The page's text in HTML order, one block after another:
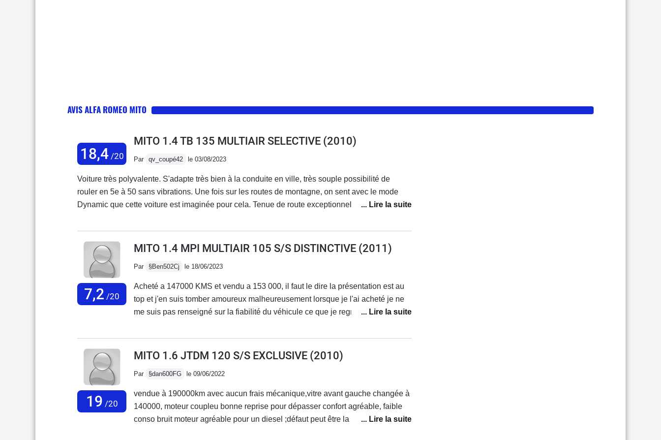
AVIS ALFA ROMEO MITO
18,4/20
MITO 1.4 TB 135 MULTIAIR SELECTIVE (2010)
Par qv_coupé42 le 03/08/2023
Voiture très polyvalente. S'adapte très bien à la conduite en ville, très souple possibilité de
rouler en 5e à 50 sans vibrations. Une fois sur les routes de montagne, on sent avec le mode
Dynamic que cette voiture est imaginée pour cela. Tenue de route exceptionnelle, la caisse ne
ça mais elle se débrouille très bien malgré un habitable un peu bruyant, très bonnes reprises en
5e. Look atypique, ce n'est pas une voiture que l'on croise 10 fois par jour. A ne pas prendre si
l'on cherche seulement du confort. Ce n'est pas une planche mais elle peut ne pas convenir à
certains. Je n'ai eu aucun gros problème du moins pour l'instant. L'ancien propriétaire avait
changé la direction assistée (gros point faible des Mito).
7,2 /20
MITO 1.4 MPI MULTIAIR 105 S/S DISTINCTIVE (2011)
Par §Ben502Cj le 18/06/2023
Acheté a 147000 KMS et vendu a 153 000, il faut le dire la présentation est au
top et j'en suis tomber amoureux malheureusement lorsque je l'ai acheté je ne
me suis pas renseigné sur la fiabilité du véhicule ce que je regrette. la
l'assemblage laisse à désirer c'est un véhicule qui coute pas chère a l'achat ni à
l'entretien mais le plus gros problème vient de la Direction assistée éléctrique
qui est DANGEUREUSE car elle se bloque a des moments aléatoire, le
problème commun à toutes les MITO, autrement au niveau moteur rien à dire le
moteur est assez péchu mais sans plus, la consommation est assez
raisonnable ( environ 6,5 L) pour ma part.
19 /20
MITO 1.6 JTDM 120 S/S EXCLUSIVE (2010)
Par §dan600FG le 09/06/2022
vendue à 190000km avec aucun frais mécanique,vitre avant gauche changée à
140000, moteur coupleu bonne reprise pour dépasser confort agréable, faible
conso bruit moteur agréable pour un diesel ;défaut peut être la peinture